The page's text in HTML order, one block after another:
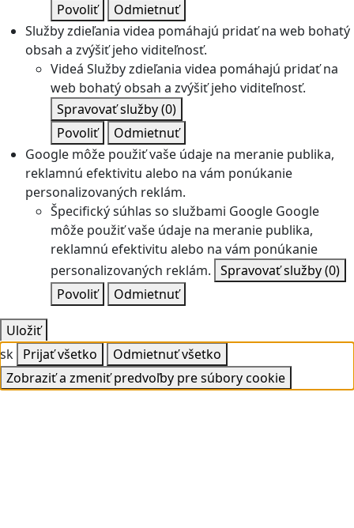
Povoliť
Odmietnuť
Služby zdieľania videa pomáhajú pridať na web bohatý
obsah a zvýšiť jeho viditeľnosť.
Videá Služby zdieľania videa pomáhajú pridať na
web bohatý obsah a zvýšiť jeho viditeľnosť.
Spravovať služby(0)
Povoliť
Odmietnuť
Google môže použiť vaše údaje na meranie publika,
reklamnú efektivitu alebo na vám ponúkanie
personalizovaných reklám.
Špecifický súhlas so službami Google Google
môže použiť vaše údaje na meranie publika,
reklamnú efektivitu alebo na vám ponúkanie
personalizovaných reklám. Spravovať služby(0)
Povoliť
Odmietnuť
Uložiť
sk Prijať všetko
Odmietnuť všetko
Zobraziť a zmeniť predvoľby pre súbory cookie